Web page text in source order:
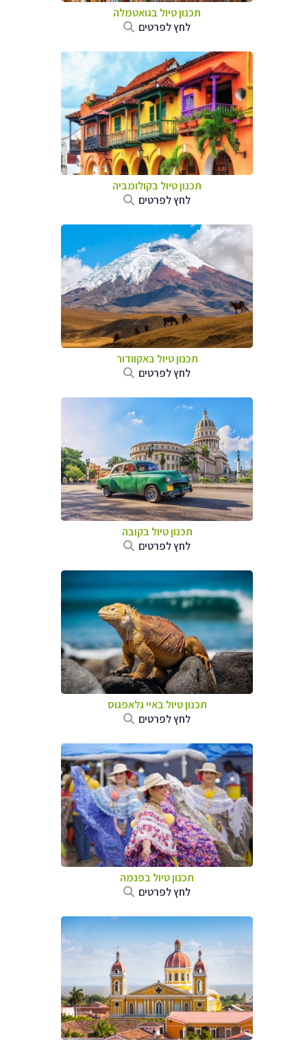
תכנון טיול בגואטמלה
לחץ לפרטים
תכנון טיול בקולומביה
לחץ לפרטים
תכנון טיול באקוודור
לחץ לפרטים
תכנון טיול בקובה
לחץ לפרטים
תכנון טיול באיי גלאפגוס
לחץ לפרטים
תכנון טיול בפנמה
לחץ לפרטים